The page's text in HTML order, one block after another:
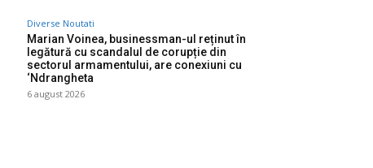
Diverse Noutati
Marian Voinea, businessman-ul reținut în
legătură cu scandalul de corupție din
sectorul armamentului, are conexiuni cu
‘Ndrangheta
6 august 2026